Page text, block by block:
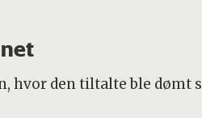
hvor den tiltalte ble dømt